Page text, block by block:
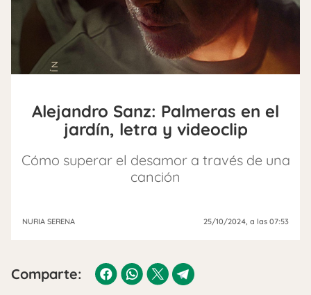
Alejandro Sanz: Palmeras en el
jardín, letra y videoclip
Cómo superar el desamor a través de una
canción
NURIA SERENA 25/10/2024, a las 07:53
Comparte: